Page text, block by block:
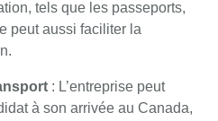
tels que les passeports,
peut aussi faciliter la
: L’entreprise peut
à son arrivée au Canada,